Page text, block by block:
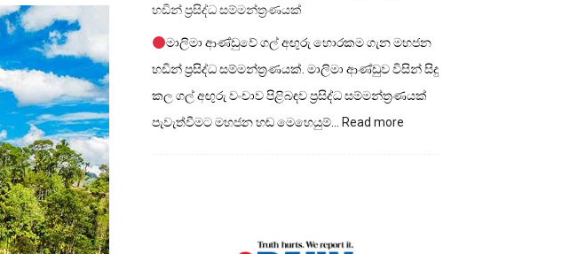
හඩින් ප්‍රසිද්ධ සම්මන්ත්‍රණයක්
මාලිමා ආණ්ඩුවේ ගල් අඟුරු හොරකම ගැන මහජන
හඩින් ප්‍රසිද්ධ සම්මන්ත්‍රණයක්. මාලිමා ආණ්ඩුව විසින් සිදු
කල ගල් අඟුරු වංචාව පිළිබඳව ප්‍රසිද්ධ සම්මන්ත්‍රණයක්
පැවැත්වීමට මහජන හඬ මෙහෙයුම්… Read more